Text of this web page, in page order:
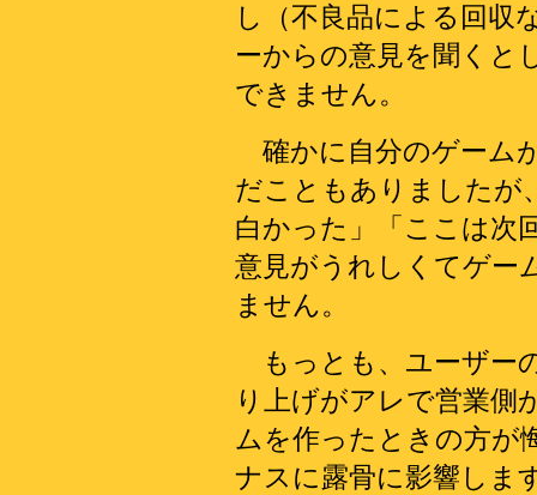
し（不良品による回収
ーからの意見を聞くと
できません。
確かに自分のゲーム
だこともありましたが
白かった」「ここは次
意見がうれしくてゲー
ません。
もっとも、ユーザー
り上げがアレで営業側
ムを作ったときの方が
ナスに露骨に影響しま